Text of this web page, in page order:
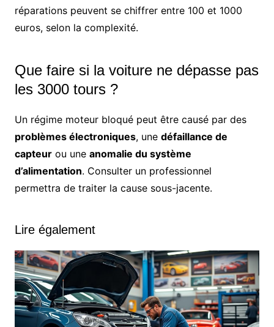
réparations peuvent se chiffrer entre 100 et 1000
euros, selon la complexité.
Que faire si la voiture ne dépasse pas
les 3000 tours ?
Un régime moteur bloqué peut être causé par des
problèmes électroniques, une défaillance de
capteurou une anomalie du système
d’alimentation. Consulter un professionnel
permettra de traiter la cause sous-jacente.
Lire également